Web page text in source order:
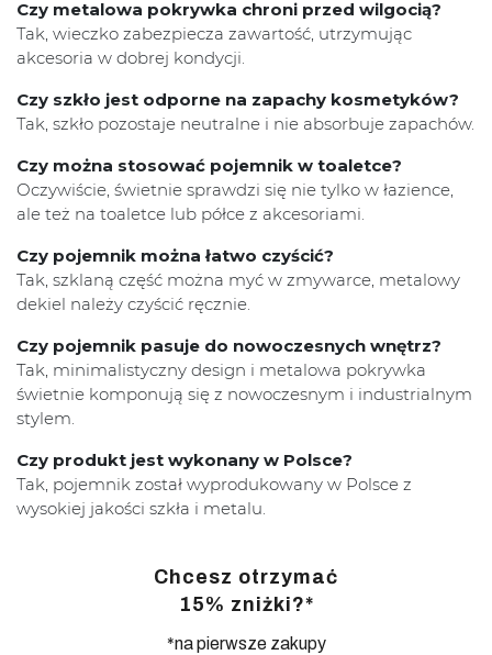
Czy metalowa pokrywka chroni przed wilgocią?
Tak, wieczko zabezpiecza zawartość, utrzymując
akcesoria w dobrej kondycji.
Czy szkło jest odporne na zapachy kosmetyków?
Tak, szkło pozostaje neutralne i nie absorbuje zapachów.
Czy można stosować pojemnik w toaletce?
Oczywiście, świetnie sprawdzi się nie tylko w łazience,
ale też na toaletce lub półce z akcesoriami.
Czy pojemnik można łatwo czyścić?
Tak, szklaną część można myć w zmywarce, metalowy
dekiel należy czyścić ręcznie.
Czy pojemnik pasuje do nowoczesnych wnętrz?
Tak, minimalistyczny design i metalowa pokrywka
świetnie komponują się z nowoczesnym i industrialnym
stylem.
Czy produkt jest wykonany w Polsce?
Tak, pojemnik został wyprodukowany w Polsce z
wysokiej jakości szkła i metalu.
Chcesz otrzymać
15% zniżki?*
*na pierwsze zakupy